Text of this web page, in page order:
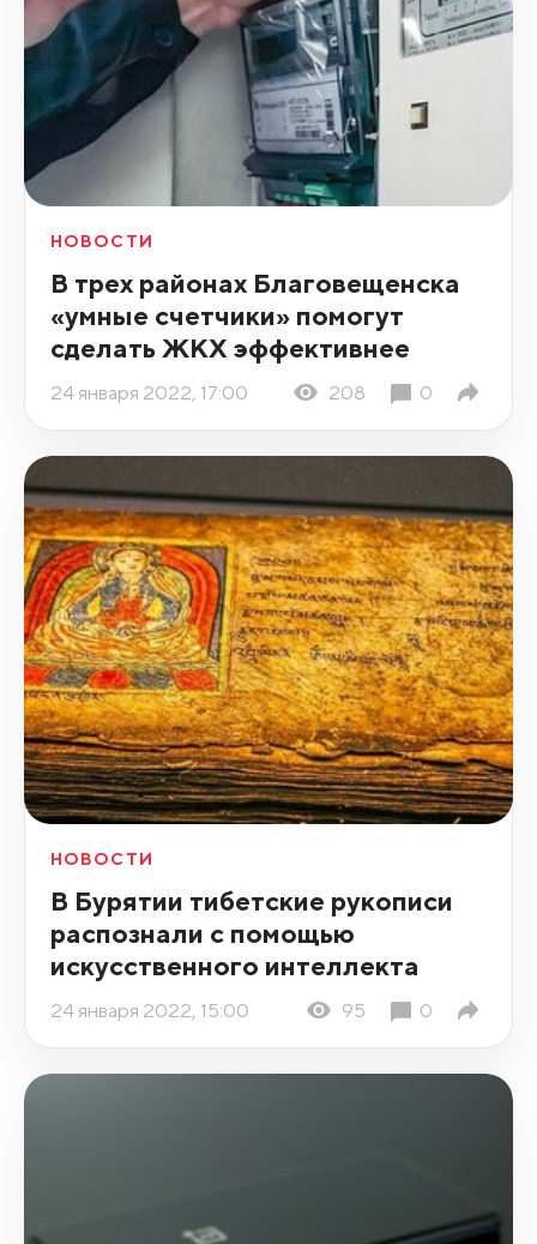
НОВОСТИ
В трех районах Благовещенска
«умные счетчики» помогут
сделать ЖКХ эффективнее
24 января 2022, 17:00 208 0
НОВОСТИ
В Бурятии тибетские рукописи
распознали с помощью
искусственного интеллекта
24 января 2022, 15:00 95 0